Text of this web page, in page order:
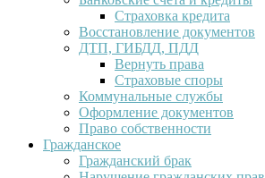
Страховка кредита
Восстановление документов
ДТП, ГИБДД, ПДД
Вернуть права
Страховые споры
Коммунальные службы
Оформление документов
Право собственности
Гражданское
Гражданский брак